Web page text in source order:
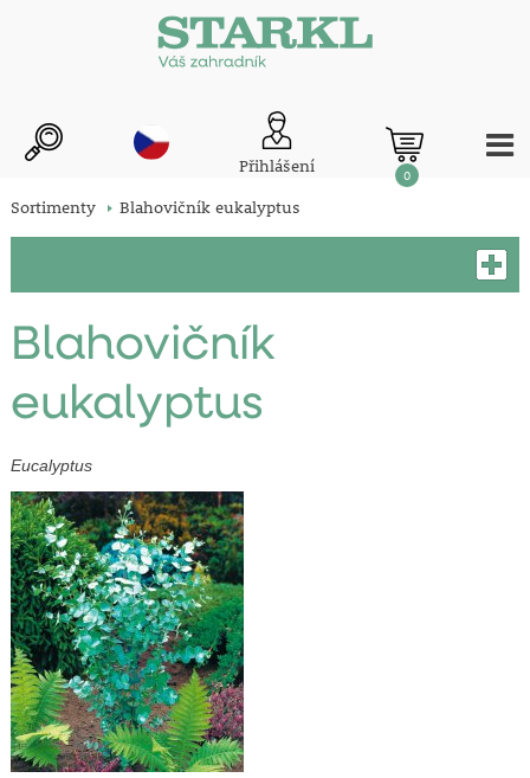
Přihlášení 0
Sortimenty Blahovičník eukalyptus
Blahovičník
eukalyptus
Eucalyptus